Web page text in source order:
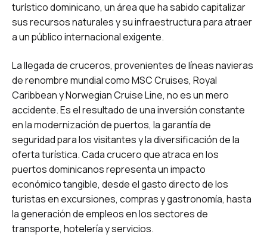
turístico dominicano, un área que ha sabido capitalizar
sus recursos naturales y su infraestructura para atraer
a un público internacional exigente.
La llegada de cruceros, provenientes de líneas navieras
de renombre mundial como MSC Cruises, Royal
Caribbean y Norwegian Cruise Line, no es un mero
accidente. Es el resultado de una inversión constante
en la modernización de puertos, la garantía de
seguridad para los visitantes y la diversificación de la
oferta turística. Cada crucero que atraca en los
puertos dominicanos representa un impacto
económico tangible, desde el gasto directo de los
turistas en excursiones, compras y gastronomía, hasta
la generación de empleos en los sectores de
transporte, hotelería y servicios.